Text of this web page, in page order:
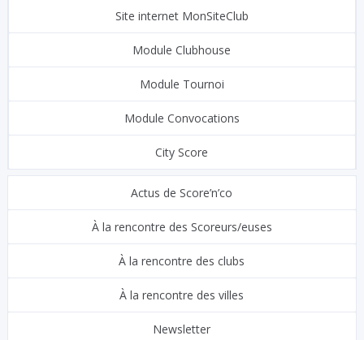
Site internet MonSiteClub
Module Clubhouse
Module Tournoi
Module Convocations
City Score
Actus de Score’n’co
À la rencontre des Scoreurs/euses
À la rencontre des clubs
À la rencontre des villes
Newsletter